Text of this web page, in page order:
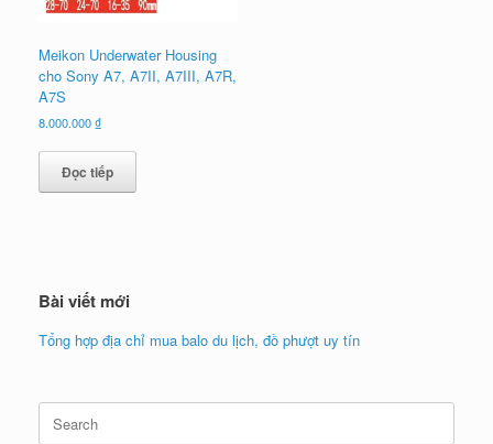
Meikon Underwater Housing
cho Sony A7, A7II, A7III, A7R,
A7S
8.000.000₫
Đọc tiếp
Bài viết mới
Tổng hợp địa chỉ mua balo du lịch, đồ phượt uy tín
Search
for: